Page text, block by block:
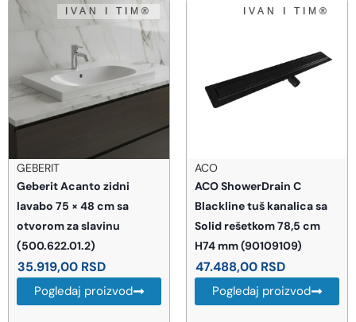
ACO
ACO ShowerDrain C
Blackline tuš kanalica sa
Solid rešetkom 78,5 cm
H74 mm (90109109)
47.488,00RSD
Pogledaj proizvod
PEŠTAN
PEŠTAN PPR Prelaz SN 63X
2″
6.684,00RSD
Pogledaj proizvod